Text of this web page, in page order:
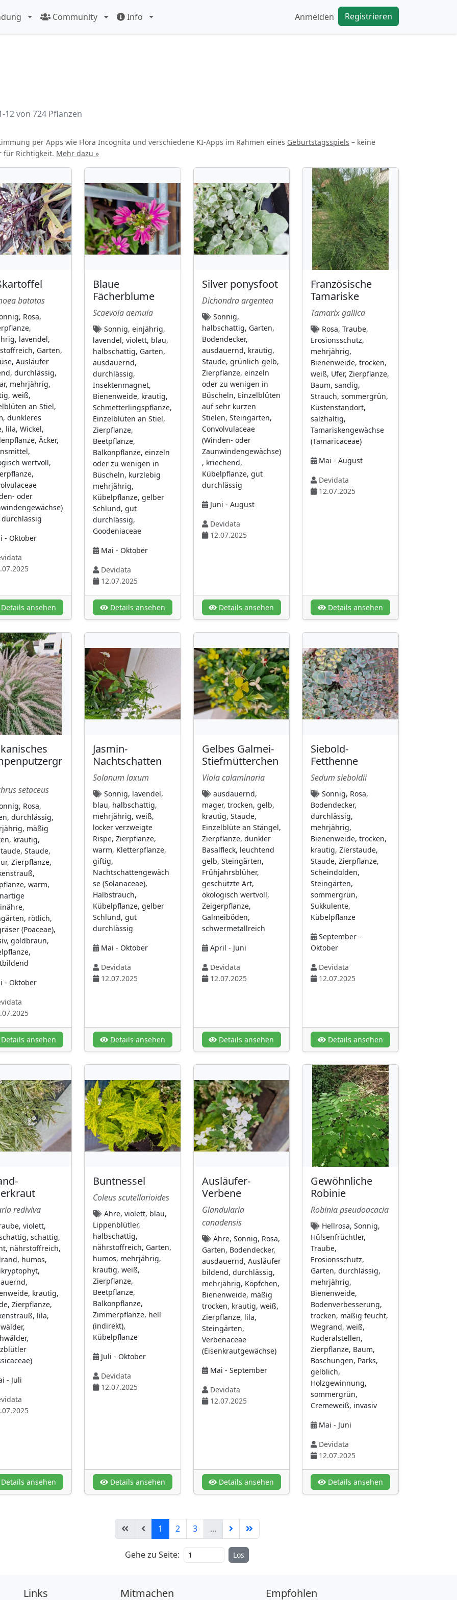
Community Info Anmelden Registrieren
12 von 724 Pflanzen
per Apps wie Flora Incognita und verschiedene KI-Apps im Rahmen eines Geburtstagsspiels – keine
für Richtigkeit. Mehr dazu »
batatas
Rosa,
lavendel,
Garten,
Ausläufer
durchlässig,
mehrjährig,
weiß,
an Stiel,
dunkleres
lila, Wickel,
Äcker,
wertvoll,
oder
- Oktober
ansehen
Blaue
Fächerblume
Scaevola aemula
Sonnig, einjährig,
lavendel, violett, blau,
halbschattig, Garten,
ausdauernd,
durchlässig,
Insektenmagnet,
Bienenweide, krautig,
Schmetterlingspflanze,
Einzelblüten an Stiel,
Zierpflanze,
Beetpflanze,
Balkonpflanze, einzeln
oder zu wenigen in
Büscheln, kurzlebig
mehrjährig,
Kübelpflanze, gelber
Schlund, gut
durchlässig,
Goodeniaceae
Mai - Oktober
Devidata
12.07.2025
Details ansehen
Silver ponysfoot
Dichondra argentea
Sonnig,
halbschattig, Garten,
Bodendecker,
ausdauernd, krautig,
Staude, grünlich-gelb,
Zierpflanze, einzeln
oder zu wenigen in
Büscheln, Einzelblüten
auf sehr kurzen
Stielen, Steingärten,
Convolvulaceae
(Winden- oder
Zaunwindengewächse)
, kriechend,
Kübelpflanze, gut
durchlässig
Juni - August
Devidata
12.07.2025
Details ansehen
Französische
Tamariske
Tamarix gallica
Rosa, Traube,
Erosionsschutz,
mehrjährig,
Bienenweide, trocken,
weiß, Ufer, Zierpflanze,
Baum, sandig,
Strauch, sommergrün,
Küstenstandort,
salzhaltig,
Tamariskengewächse
(Tamaricaceae)
Mai - August
Devidata
12.07.2025
Details ansehen
setaceus
Rosa,
durchlässig,
mäßig
krautig,
Staude,
Zierpflanze,
warm,
rötlich,
(Poaceae),
goldbraun,
- Oktober
ansehen
Jasmin-
Nachtschatten
Solanum laxum
Sonnig, lavendel,
blau, halbschattig,
mehrjährig, weiß,
locker verzweigte
Rispe, Zierpflanze,
warm, Kletterpflanze,
giftig,
Nachtschattengewäch
se (Solanaceae),
Halbstrauch,
Kübelpflanze, gelber
Schlund, gut
durchlässig
Mai - Oktober
Devidata
12.07.2025
Details ansehen
Gelbes Galmei-
Stiefmütterchen
Viola calaminaria
ausdauernd,
mager, trocken, gelb,
krautig, Staude,
Einzelblüte an Stängel,
Zierpflanze, dunkler
Basalfleck, leuchtend
gelb, Steingärten,
Frühjahrsblüher,
geschützte Art,
ökologisch wertvoll,
Zeigerpflanze,
Galmeiböden,
schwermetallreich
April - Juni
Devidata
12.07.2025
Details ansehen
Siebold-
Fetthenne
Sedum sieboldii
Sonnig, Rosa,
Bodendecker,
durchlässig,
mehrjährig,
Bienenweide, trocken,
krautig, Zierstaude,
Staude, Zierpflanze,
Scheindolden,
Steingärten,
sommergrün,
Sukkulente,
Kübelpflanze
September -
Oktober
Devidata
12.07.2025
Details ansehen
rediviva
violett,
schattig,
nährstoffreich,
humos,
krautig,
Zierpflanze,
lila,
- Juli
ansehen
Buntnessel
Coleus scutellarioides
Ähre, violett, blau,
Lippenblütler,
halbschattig,
nährstoffreich, Garten,
humos, mehrjährig,
krautig, weiß,
Zierpflanze,
Beetpflanze,
Balkonpflanze,
Zimmerpflanze, hell
(indirekt),
Kübelpflanze
Juli - Oktober
Devidata
12.07.2025
Details ansehen
Ausläufer-
Verbene
Glandularia
canadensis
Ähre, Sonnig, Rosa,
Garten, Bodendecker,
ausdauernd, Ausläufer
bildend, durchlässig,
mehrjährig, Köpfchen,
Bienenweide, mäßig
trocken, krautig, weiß,
Zierpflanze, lila,
Steingärten,
Verbenaceae
(Eisenkrautgewächse)
Mai - September
Devidata
12.07.2025
Details ansehen
Gewöhnliche
Robinie
Robinia pseudoacacia
Hellrosa, Sonnig,
Hülsenfrüchtler,
Traube,
Erosionsschutz,
Garten, durchlässig,
mehrjährig,
Bienenweide,
Bodenverbesserung,
trocken, mäßig feucht,
Wegrand, weiß,
Ruderalstellen,
Zierpflanze, Baum,
Böschungen, Parks,
gelblich,
Holzgewinnung,
sommergrün,
Cremeweiß, invasiv
Mai - Juni
Devidata
12.07.2025
Details ansehen
1 2 3 ...
Gehe zu Seite: Los
Links Mitmachen Empfohlen